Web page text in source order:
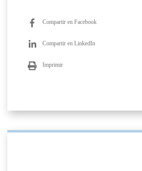
Compartir en Facebook
Compartir en LinkedIn
Imprimir